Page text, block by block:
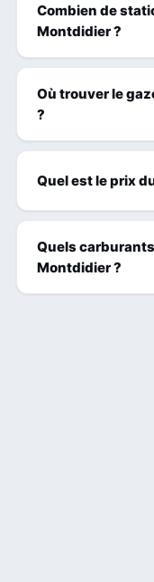
Combien de
Montdidier ?
Où trouver le
?
Quel est le prix
Quels
Montdidier ?